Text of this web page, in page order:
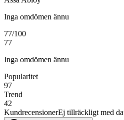
Inga omdömen ännu
77/100
77
Inga omdömen ännu
Popularitet
97
Trend
42
KundrecensionerEj tillräckligt med